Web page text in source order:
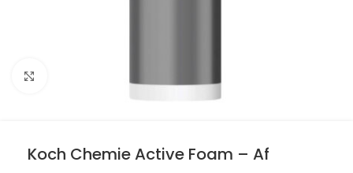
Koch Chemie Active Foam – Af